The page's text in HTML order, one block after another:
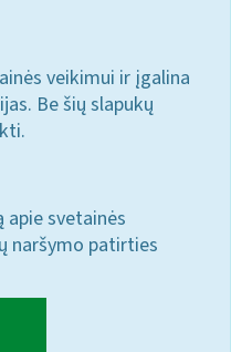
veikimui ir įgalina
Be šių slapukų
svetainės
naršymo patirties